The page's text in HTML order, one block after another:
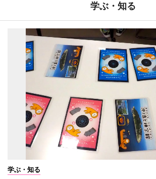
学ぶ・知る
学ぶ・知る